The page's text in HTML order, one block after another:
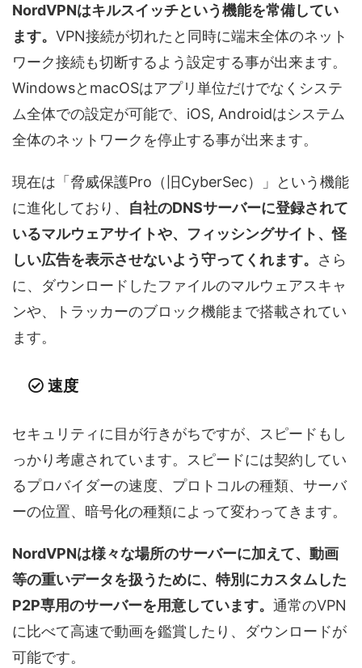
NordVPNはキルスイッチという機能を常備してい
ます。 VPN接続が切れたと同時に端末全体のネット
ワーク接続も切断するよう設定する事が出来ます。
WindowsとmacOSはアプリ単位だけでなくシステ
ム全体での設定が可能で、iOS, Androidはシステム
全体のネットワークを停止する事が出来ます。
現在は「脅威保護Pro（旧CyberSec）」という機能
に進化しており、 自社のDNSサーバーに登録されて
いるマルウェアサイトや、フィッシングサイト、怪
しい広告を表示させないよう守ってくれます。 さら
に、ダウンロードしたファイルのマルウェアスキャ
ンや、トラッカーのブロック機能まで搭載されてい
ます。
速度
セキュリティに目が行きがちですが、スピードもし
っかり考慮されています。スピードには契約してい
るプロバイダーの速度、プロトコルの種類、サーバ
ーの位置、暗号化の種類によって変わってきます。
NordVPNは様々な場所のサーバーに加えて、動画
等の重いデータを扱うために、特別にカスタムした
P2P専用のサーバーを用意しています。 通常のVPN
に比べて高速で動画を鑑賞したり、ダウンロードが
可能です。